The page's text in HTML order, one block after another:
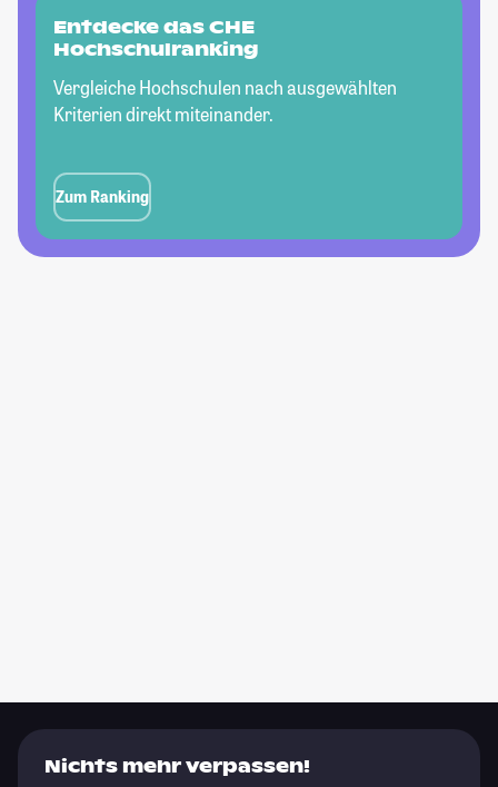
Entdecke das CHE
Hochschulranking
Vergleiche Hochschulen nach ausgewählten
Kriterien direkt miteinander.
Zum Ranking
Nichts mehr verpassen!